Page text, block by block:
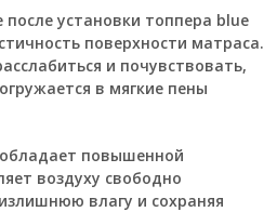
установки топпера blue
поверхности матраса.
и почувствовать,
в мягкие пены
повышенной
воздуху свободно
влагу и сохраняя